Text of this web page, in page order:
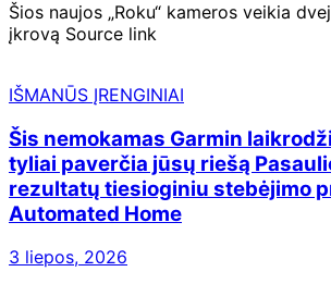
Šios naujos „Roku“ kameros veikia
įkrovą Source link
IŠMANŪS ĮRENGINIAI
Šis nemokamas Garmin
tyliai paverčia jūsų riešą
rezultatų tiesioginiu stebėjimo
Automated Home
3 liepos, 2026